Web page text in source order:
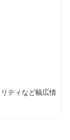
ティなど幅広情